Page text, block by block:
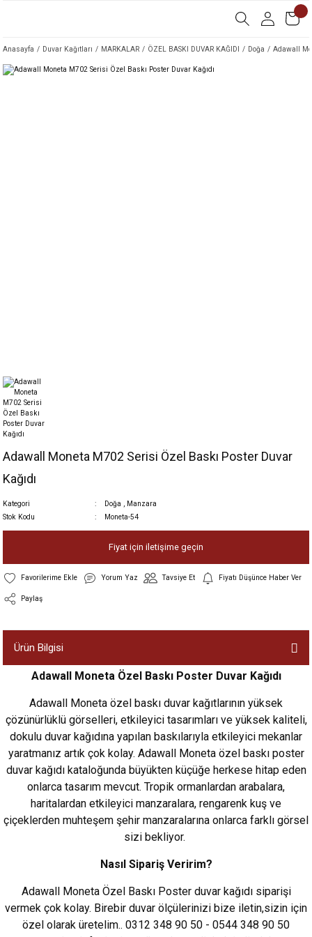
Anasayfa Duvar Kağıtları MARKALAR ÖZEL BASKI DUVAR KAĞIDI Doğa Adawall
Adawall Moneta M702 Serisi Özel Baskı Poster Duvar
Kağıdı
Kategori Doğa
Manzara
Stok Kodu
Moneta-54
Fiyat için iletişime geçin
Yorum Yaz Tavsiye Et Fiyatı Düşünce Haber Ver
Paylaş
Ürün Bilgisi
Adawall Moneta Özel Baskı Poster Duvar Kağıdı
Adawall Moneta özel baskı duvar kağıtlarının yüksek
çözünürlüklü görselleri, etkileyici tasarımları ve yüksek kaliteli,
dokulu duvar kağıdına yapılan baskılarıyla etkileyici mekanlar
yaratmanız artık çok kolay. Adawall Moneta özel baskı poster
duvar kağıdı kataloğunda büyükten küçüğe herkese hitap eden
onlarca tasarım mevcut. Tropik ormanlardan arabalara,
haritalardan etkileyici manzaralara, rengarenk kuş ve
çiçeklerden muhteşem şehir manzaralarına onlarca farklı görsel
sizi bekliyor.
Nasıl Sipariş Veririm?
Adawall Moneta Özel Baskı Poster duvar kağıdı siparişi
vermek çok kolay. Birebir duvar ölçülerinizi bize iletin,sizin için
özel olarak üretelim.. 0312 348 90 50 - 0544 348 90 50